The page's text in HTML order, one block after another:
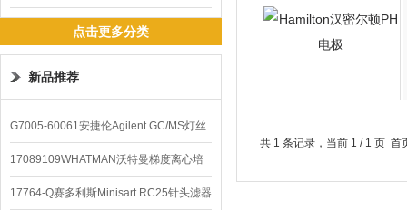
点击更多分类
新品推荐
G7005-60061安捷伦Agilent GC/MS灯丝
配件
17089109WHATMAN沃特曼梯度离心培
养基
17764-Q赛多利斯Minisart RC25针头滤器
共 1 条记录，当前 1 / 1 页